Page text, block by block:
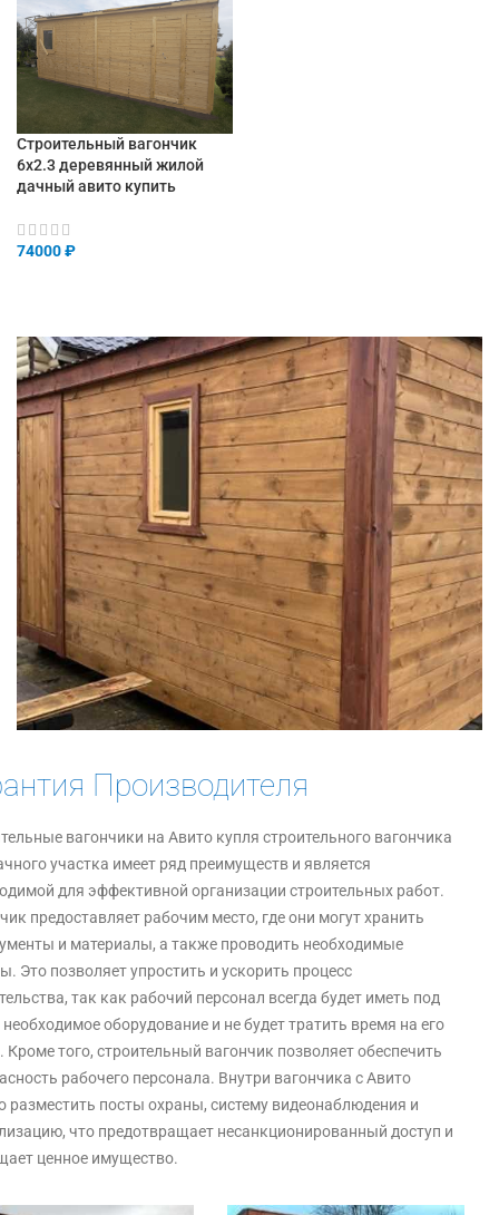
Строительный вагончик
6х2.3 деревянный жилой
дачный авито купить
74000₽
Производителя
вагончики на Авито купля строительного вагончика
участка имеет ряд преимуществ и является
для эффективной организации строительных работ.
предоставляет рабочим место, где они могут хранить
и материалы, а также проводить необходимые
Это позволяет упростить и ускорить процесс
так как рабочий персонал всегда будет иметь под
оборудование и не будет тратить время на его
Кроме того, строительный вагончик позволяет обеспечить
рабочего персонала. Внутри вагончика с Авито
разместить посты охраны, систему видеонаблюдения и
что предотвращает несанкционированный доступ и
ценное имущество.